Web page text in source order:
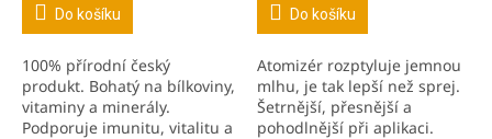
5,0
5
hvězdiček.
Do košíku
100% přírodní český
produkt. Bohatý na bílkoviny,
vitaminy a minerály.
Podporuje imunitu, vitalitu a
5,0
5
hvězdiček.
Do košíku
Atomizér rozptyluje jemnou
mlhu, je tak lepší než sprej.
Šetrnější, přesnější a
pohodlnější při aplikaci.